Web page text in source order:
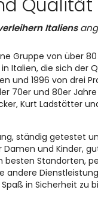
Qualität
Italiens
Gruppe von über
Italien, die sich der
und 1996 von drei
70er und 80er
Kurt Ladstätter
ständig getestet
Damen und Kinder,
besten Standorten,
andere
in Sicherheit zu